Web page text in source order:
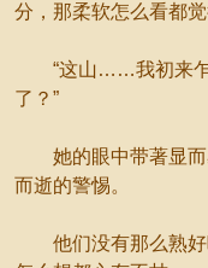
分，那柔软怎么看都觉
“这山……我初来乍
了？”
她的眼中带著显而
而逝的警惕。
他们没有那么熟好